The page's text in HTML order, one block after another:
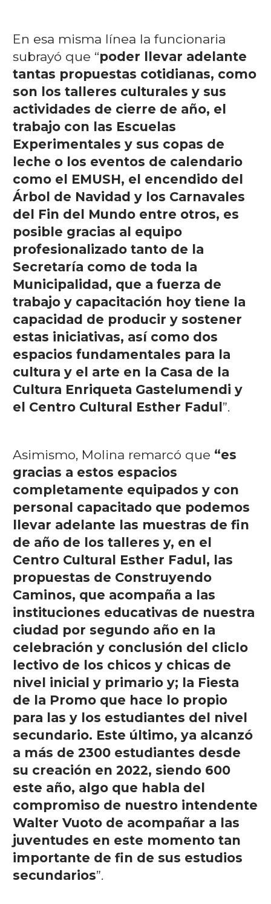
En esa misma línea la funcionaria
subrayó que “poder llevar adelante
tantas propuestas cotidianas, como
son los talleres culturales y sus
actividades de cierre de año, el
trabajo con las Escuelas
Experimentales y sus copas de
leche o los eventos de calendario
como el EMUSH, el encendido del
Árbol de Navidad y los Carnavales
del Fin del Mundo entre otros, es
posible gracias al equipo
profesionalizado tanto de la
Secretaría como de toda la
Municipalidad, que a fuerza de
trabajo y capacitación hoy tiene la
capacidad de producir y sostener
estas iniciativas, así como dos
espacios fundamentales para la
cultura y el arte en la Casa de la
Cultura Enriqueta Gastelumendi y
el Centro Cultural Esther Fadul”.
Asimismo, Molina remarcó que “es
gracias a estos espacios
completamente equipados y con
personal capacitado que podemos
llevar adelante las muestras de fin
de año de los talleres y, en el
Centro Cultural Esther Fadul, las
propuestas de Construyendo
Caminos, que acompaña a las
instituciones educativas de nuestra
ciudad por segundo año en la
celebración y conclusión del cliclo
lectivo de los chicos y chicas de
nivel inicial y primario y; la Fiesta
de la Promo que hace lo propio
para las y los estudiantes del nivel
secundario. Este último, ya alcanzó
a más de 2300 estudiantes desde
su creación en 2022, siendo 600
este año, algo que habla del
compromiso de nuestro intendente
Walter Vuoto de acompañar a las
juventudes en este momento tan
importante de fin de sus estudios
secundarios”.